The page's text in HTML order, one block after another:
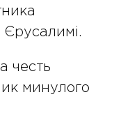
честь
минулого